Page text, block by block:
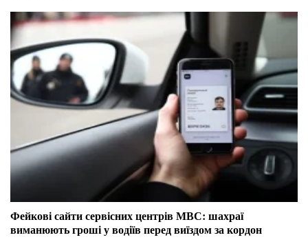
Фейкові сайти сервісних центрів МВС: шахраї
виманюють гроші у водіїв перед виїздом за кордон